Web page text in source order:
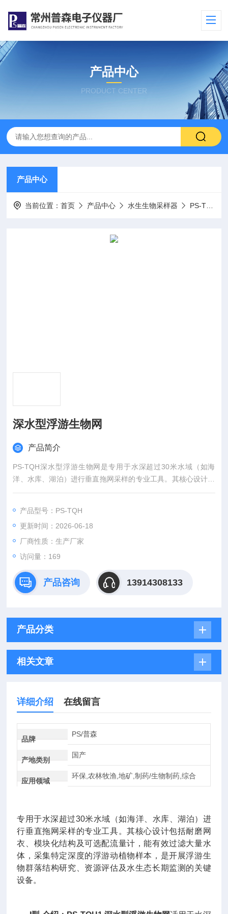
产品中心
PRODUCT CENTER
产品中心
当前位置：首页 产品中心 水生生物采样器 PS-TQH深水型浮游生物网
深水型浮游生物网
产品简介
PS-TQH深水型浮游生物网是专用于水深超过30米水域（如海
洋、水库、湖泊）进行垂直拖网采样的专业工具。其核心设计包
括耐磨网衣、模块化结构及可选配流量计，能有效过滤大量水
研究、资源评估及水生态长期监测的关键设备。
产品型号：PS-TQH
更新时间：2026-06-18
厂商性质：生产厂家
访问量：169
产品咨询 13914308133
产品分类
相关文章
详细介绍 在线留言
品牌
PS/普森
产地类别
国产
应用领域
环保,农林牧渔,地矿,制药/生物制药,综合
专用于水深超过30米水域（如海洋、水库、湖泊）进
行垂直拖网采样的专业工具。其核心设计包括耐磨网
衣、模块化结构及可选配流量计，能有效过滤大量水
体，采集特定深度的浮游动植物样本，是开展浮游生
物群落结构研究、资源评估及水生态长期监测的关键
设备。